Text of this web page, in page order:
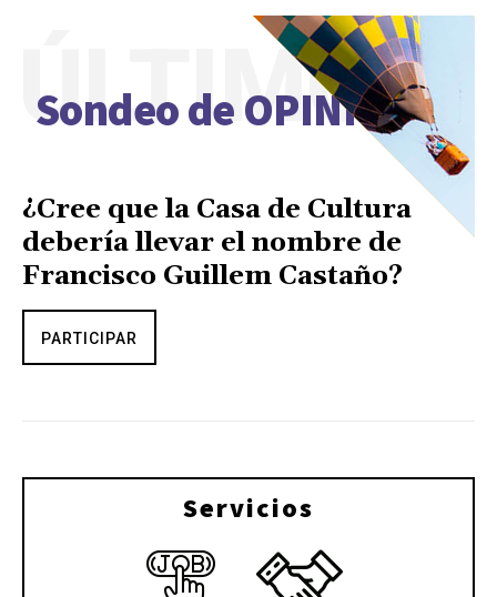
Sondeo de OPINIÓN
ÚLTIMO
¿Cree que la Casa de Cultura
debería llevar el nombre de
Francisco Guillem Castaño?
PARTICIPAR
Servicios